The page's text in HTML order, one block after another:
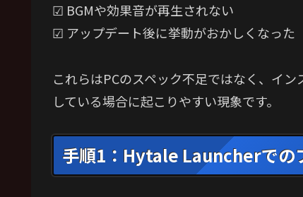
☑ BGMや効果音が再生されない
☑ アップデート後に挙動がおかしくなった
これらはPCのスペック不足ではなく、イ
している場合に起こりやすい現象です。
手順1：Hytale Launcherでの